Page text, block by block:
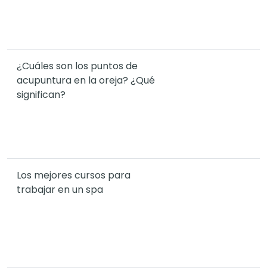
¿Cuáles son los puntos de
acupuntura en la oreja? ¿Qué
significan?
Los mejores cursos para
trabajar en un spa